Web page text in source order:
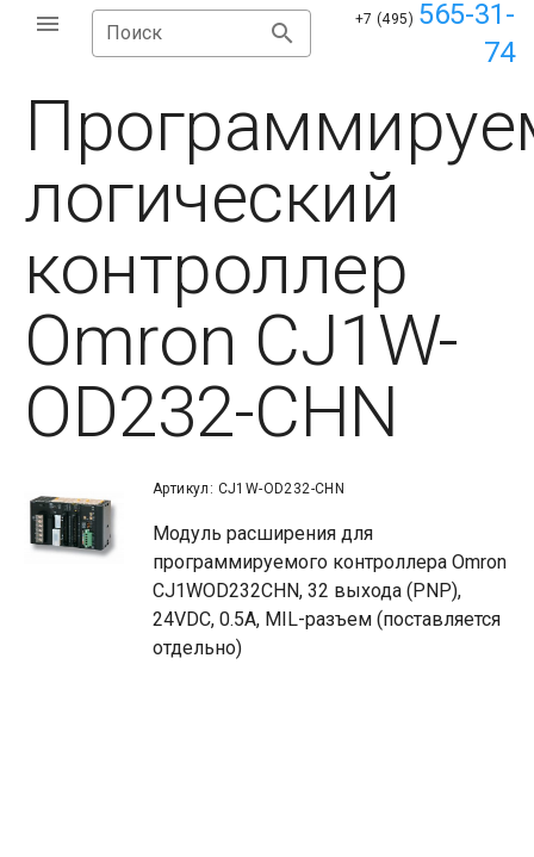
Поиск
+7 (495) 565-31-
74
логический
контроллер
Omron CJ1W-
OD232-CHN
Артикул: CJ1W-OD232-CHN
Модуль расширения для
программируемого контроллера Omron
CJ1WOD232CHN, 32 выхода (PNP),
24VDC, 0.5А, MIL-разъем (поставляется
отдельно)